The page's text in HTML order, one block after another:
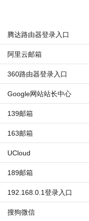
腾达路由器登录入口
阿里云邮箱
360路由器登录入口
Google网站站长中心
139邮箱
163邮箱
UCloud
189邮箱
192.168.0.1登录入口
搜狗微信